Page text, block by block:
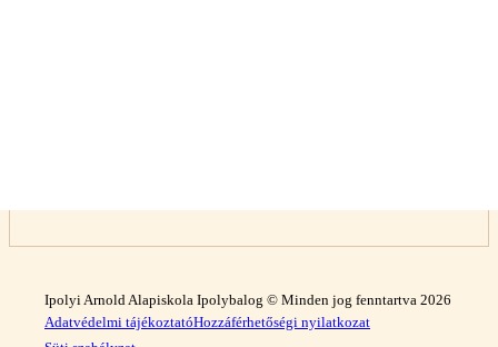
Ipolyi Arnold Alapiskola Ipolybalog © Minden jog fenntartva 2026
Adatvédelmi tájékoztatóHozzáférhetőségi nyilatkozat